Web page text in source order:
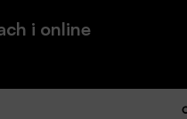
i online